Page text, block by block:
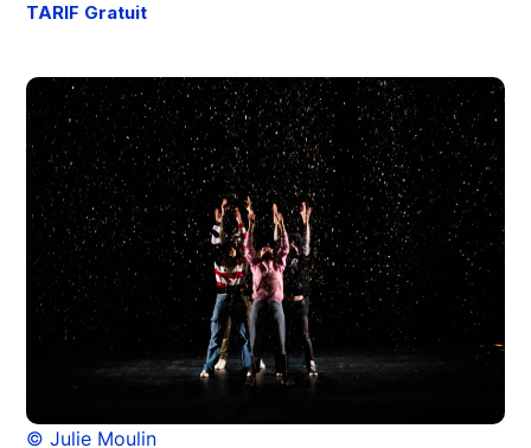
TARIF Gratuit
© Julie Moulin